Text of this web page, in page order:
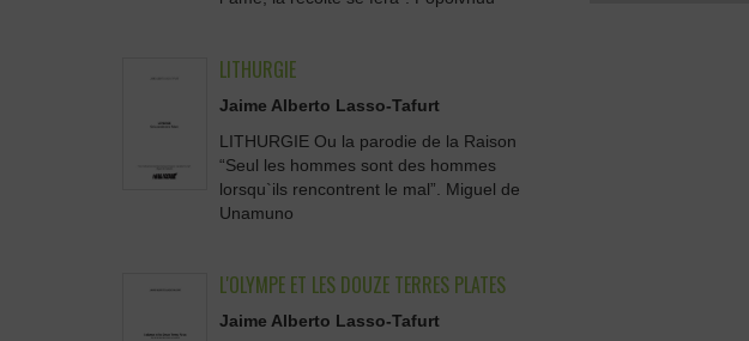
LITHURGIE
Jaime Alberto Lasso-Tafurt
LITHURGIE Ou la parodie de la Raison
“Seul les hommes sont des hommes
lorsqu`ils rencontrent le mal”. Miguel de
Unamuno
L'OLYMPE ET LES DOUZE TERRES PLATES
Jaime Alberto Lasso-Tafurt